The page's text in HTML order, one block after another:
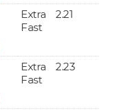
Extra
Fast
2.21
Extra
Fast
2.23